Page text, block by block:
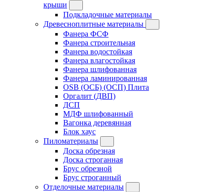
крыши
Подкладочные материалы
Древесноплитные материалы
Фанера ФСФ
Фанера строительная
Фанера водостойкая
Фанера влагостойкая
Фанера шлифованная
Фанера ламинированная
OSB (ОСБ) (ОСП) Плита
Оргалит (ДВП)
ДСП
МДФ шлифованный
Вагонка деревянная
Блок хаус
Пиломатериалы
Доска обрезная
Доска строганная
Брус обрезной
Брус строганный
Отделочные материалы